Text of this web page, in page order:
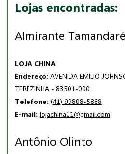
Lojas encontradas:
Almirante Tamandaré
LOJA CHINA
Endereço: AVENIDA EMILIO
TEREZINHA - 83501-000
Telefone: (41) 99808-5888
E-mail: lojachina01@gmail.com
Antônio Olinto